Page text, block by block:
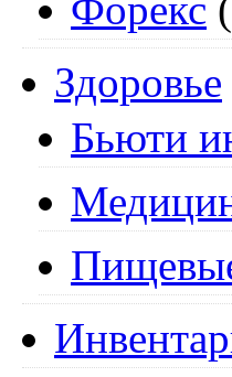
Форекс
Здоровье
Бьюти